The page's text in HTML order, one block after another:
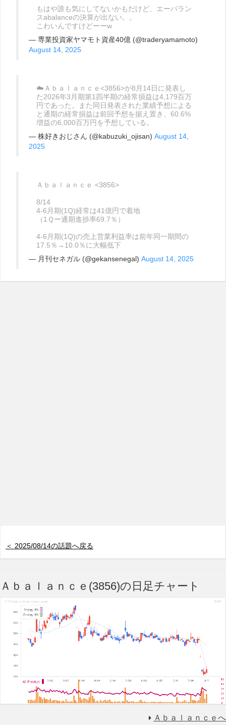
もはや誰も気にしてないかもだけど、エーバラン
スabalanceの決算が出ない。。
こわいんですけどーーw
— 専業投資家ヤマモト資産40億 (@traderyamamoto)
August 14, 2025
☁️Ａｂａｌａｎｃｅ<3856>が8月14日に発表し
た2026年3月期第1四半期の経常損益は4,179百万
円であった。また同日発表された業績予想による
と通期の経常損益は前回予想を据え置き、60.6%
増益の6,000百万円を予想している。
— 株好きおじさん (@kabuzuki_ojisan) August 14,
2025
Ａｂａｌａｎｃｅ <3856>
8/14
4-6月期(1Q)経常は41億円で着地
（1Ｑー通期進捗率69.7％）
4-6月期(1Q)の売上営業利益率は前年同一期間の
17.5％→10.0％に大幅低下
— 月刊セネガル (@gekansenegal) August 14, 2025
＜ 2025/08/14の話題へ戻る
Ａｂａｌａｎｃｅ(3856)の日足チャート
Ａｂａｌａｎｃｅへ